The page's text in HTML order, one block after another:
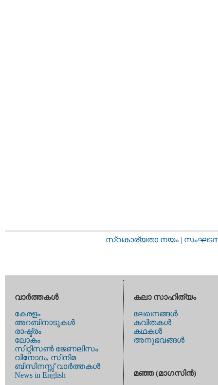
സ്വകാര്യതാ നയം |
വാര്‍ത്തകള്‍
കേരളം
അറബിനാടുകള്‍
രാഷ്ട്രം
ലോകം
സിറ്റിസണ്‍ ജേണലിസം
വിനോദം, സിനിമ
ബിസിനസ്സ് വാര്‍ത്തകള്‍
News in English
കലാ സാഹിത്യം
ലേഖനങ്ങള്‍
കവിതകള്‍
കഥകള്‍
അനുഭവങ്ങള്‍
മഞ്ഞ (മാഗസിന്‍)